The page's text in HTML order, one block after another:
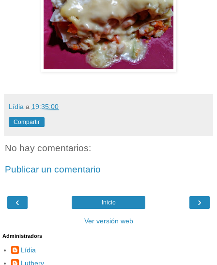
Lídia a 19:35:00
Compartir
No hay comentarios:
Publicar un comentario
‹ ›
Inicio
Ver versión web
Administradors
Lídia
Lutherv